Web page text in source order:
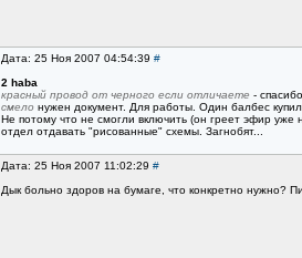
Дата: 25 Ноя 2007 04:54:39 #
2 haba
красный провод от черного если отличаете -
смело нужен документ. Для работы. Один балбес
Не потому что не смогли включить (он греет эфир уже
отдел отдавать "рисованные" схемы. Загнобят...
Дата: 25 Ноя 2007 11:02:29 #
Дык больно здоров на бумаге, что конкретно нужно?